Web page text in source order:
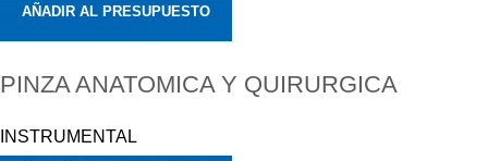
AÑADIR AL PRESUPUESTO
PINZA ANATOMICA Y QUIRURGICA
INSTRUMENTAL